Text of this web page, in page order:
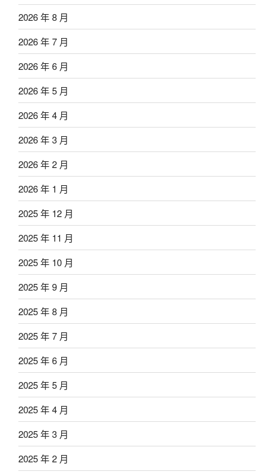
2026 年 8 月
2026 年 7 月
2026 年 6 月
2026 年 5 月
2026 年 4 月
2026 年 3 月
2026 年 2 月
2026 年 1 月
2025 年 12 月
2025 年 11 月
2025 年 10 月
2025 年 9 月
2025 年 8 月
2025 年 7 月
2025 年 6 月
2025 年 5 月
2025 年 4 月
2025 年 3 月
2025 年 2 月